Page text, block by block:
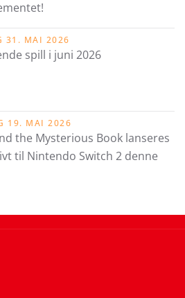
31. MAI 2026
spill i juni 2026
19. MAI 2026
the Mysterious Book lanseres
til Nintendo Switch 2 denne